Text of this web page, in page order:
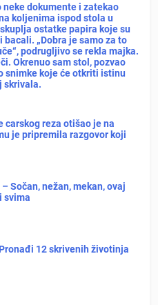
neke dokumente i zatekao
koljenima ispod stola u
ostatke papira koje su
„Dobra je samo za to
podrugljivo se rekla majka.
Okrenuo sam stol, pozvao
snimke koje će otkriti istinu
skrivala.
carskog reza otišao je na
je pripremila razgovor koji
Sočan, nežan, mekan, ovaj
svima
12 skrivenih životinja